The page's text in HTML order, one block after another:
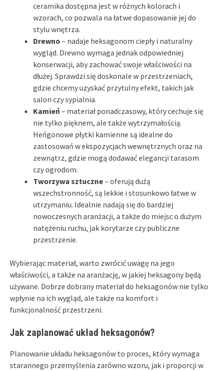
ceramika dostępna jest w różnych kolorach i
wzorach, co pozwala na łatwe dopasowanie jej do
stylu wnętrza.
Drewno – nadaje heksagonom ciepły i naturalny
wygląd. Drewno wymaga jednak odpowiedniej
konserwacji, aby zachować swoje właściwości na
dłużej. Sprawdzi się doskonale w przestrzeniach,
gdzie chcemy uzyskać przytulny efekt, takich jak
salon czy sypialnia.
Kamień– materiał ponadczasowy, który cechuje się
nie tylko pięknem, ale także wytrzymałością.
Heńgonowe płytki kamienne są idealne do
zastosowań w ekspozycjach wewnętrznych oraz na
zewnątrz, gdzie mogą dodawać elegancji tarasom
czy ogrodom.
Tworzywa sztuczne– oferują dużą
wszechstronność, są lekkie i stosunkowo łatwe w
utrzymaniu. Idealnie nadają się do bardziej
nowoczesnych aranżacji, a także do miejsc o dużym
natężeniu ruchu, jak korytarze czy publiczne
przestrzenie.
Wybierając materiał, warto zwrócić uwagę na jego
właściwości, a także na aranżację, w jakiej heksagony będą
używane. Dobrze dobrany materiał do heksagonów nie tylko
wpłynie na ich wygląd, ale także na komfort i
funkcjonalność przestrzeni.
Jak zaplanować układ heksagonów?
Planowanie układu heksagonów to proces, który wymaga
starannego przemyślenia zarówno wzoru, jak i proporcji w